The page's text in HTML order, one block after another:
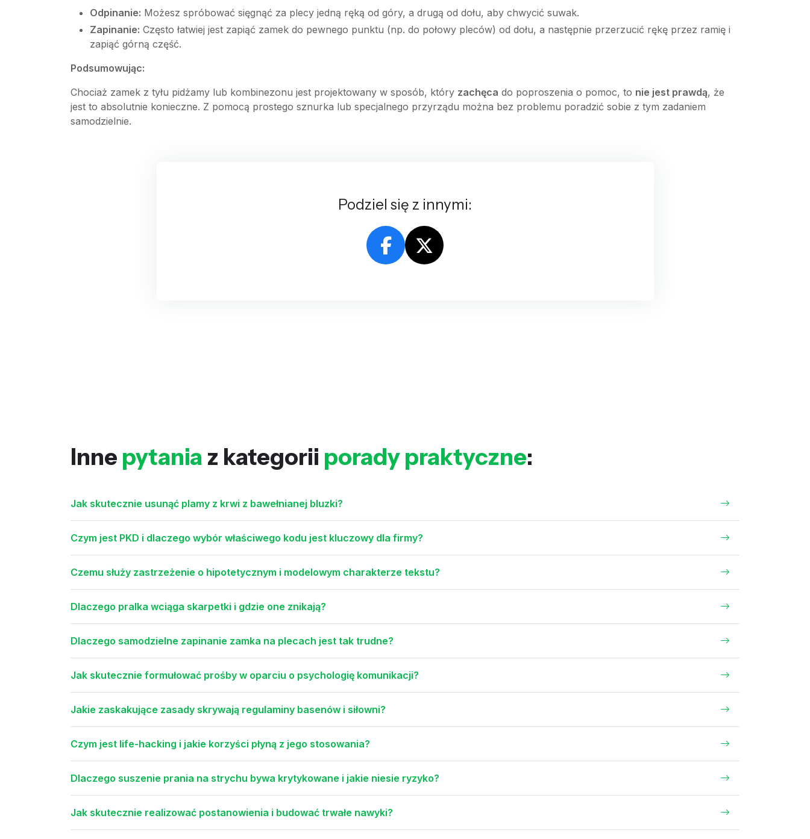
Odpinanie: Możesz spróbować sięgnąć za plecy jedną ręką od góry, a drugą od dołu, aby chwycić suwak.
Zapinanie: Często łatwiej jest zapiąć zamek do pewnego punktu (np. do połowy pleców) od dołu, a następnie przerzucić rękę przez ramię i
zapiąć górną część.
Podsumowując:
Chociaż zamek z tyłu pidżamy lub kombinezonu jest projektowany w sposób, który zachęca do poproszenia o pomoc, to nie jest prawdą, że
jest to absolutnie konieczne. Z pomocą prostego sznurka lub specjalnego przyrządu można bez problemu poradzić sobie z tym zadaniem
samodzielnie.
Podziel się z innymi:
Inne pytania z kategorii porady praktyczne:
Jak skutecznie usunąć plamy z krwi z bawełnianej bluzki?
Czym jest PKD i dlaczego wybór właściwego kodu jest kluczowy dla firmy?
Czemu służy zastrzeżenie o hipotetycznym i modelowym charakterze tekstu?
Dlaczego pralka wciąga skarpetki i gdzie one znikają?
Dlaczego samodzielne zapinanie zamka na plecach jest tak trudne?
Jak skutecznie formułować prośby w oparciu o psychologię komunikacji?
Jakie zaskakujące zasady skrywają regulaminy basenów i siłowni?
Czym jest life-hacking i jakie korzyści płyną z jego stosowania?
Dlaczego suszenie prania na strychu bywa krytykowane i jakie niesie ryzyko?
Jak skutecznie realizować postanowienia i budować trwałe nawyki?